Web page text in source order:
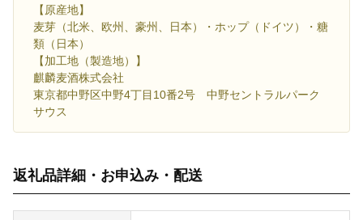
【原産地】
麦芽（北米、欧州、豪州、日本）・ホップ（ドイツ）・糖
類（日本）
【加工地（製造地）】
麒麟麦酒株式会社
東京都中野区中野4丁目10番2号 中野セントラルパーク
サウス
返礼品詳細・お申込み・配送